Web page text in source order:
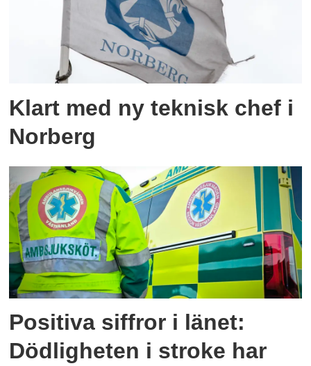
Klart med ny teknisk chef i
Norberg
Positiva siffror i länet:
Dödligheten i stroke har